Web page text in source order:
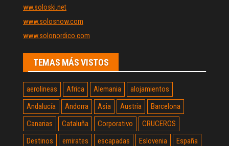
ww.soloski.net
www.solosnow.com
www.solonordico.com
TEMAS MÁS VISTOS
aerolineas Africa Alemania
alojamientos
Andalucía
Andorra Asia Austria
Barcelona
Canarias
Cataluña Corporativo
CRUCEROS
Destinos
emirates escapadas Eslovenia
España